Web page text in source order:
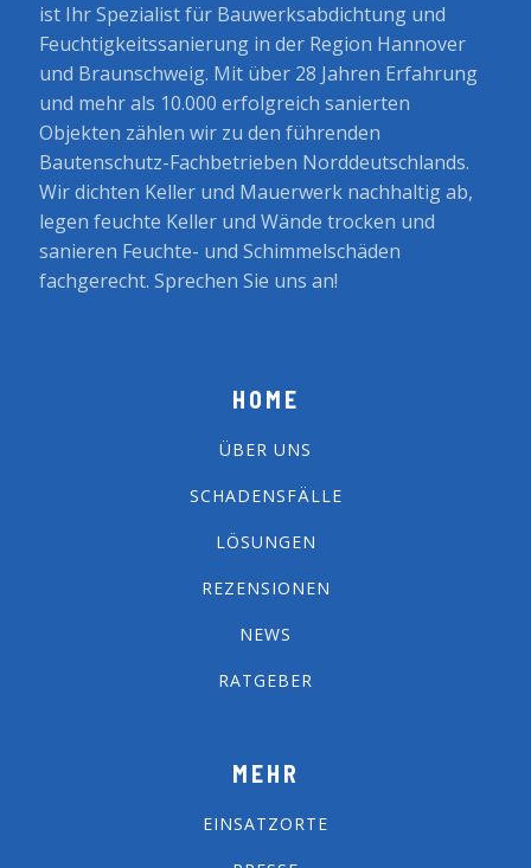
ist Ihr Spezialist für Bauwerksabdichtung und
Feuchtigkeitssanierung in der Region Hannover
und Braunschweig. Mit über 28 Jahren Erfahrung
und mehr als 10.000 erfolgreich sanierten
Objekten zählen wir zu den führenden
Bautenschutz-Fachbetrieben Norddeutschlands.
Wir dichten Keller und Mauerwerk nachhaltig ab,
legen feuchte Keller und Wände trocken und
sanieren Feuchte- und Schimmelschäden
fachgerecht. Sprechen Sie uns an!
HOME
ÜBER UNS
SCHADENSFÄLLE
LÖSUNGEN
REZENSIONEN
NEWS
RATGEBER
MEHR
EINSATZORTE